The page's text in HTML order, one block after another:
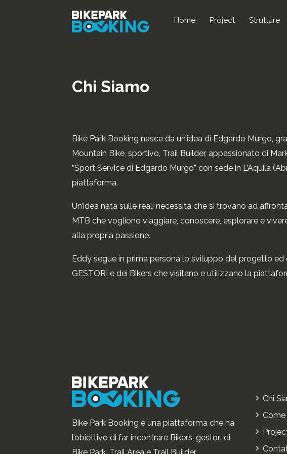
Home Project Strutture
Chi Siamo
Bike Park Booking nasce da un’idea di Edgardo Murgo,
Mountain Bike, sportivo, Trail Builder, appassionato di
“Sport Service di Edgardo Murgo” con sede in L’Aquila
piattaforma.
Un’idea nata sulle reali necessità che si trovano ad
MTB che vogliono viaggiare, conoscere, esplorare e
alla propria passione.
Eddy segue in prima persona lo sviluppo del progetto
GESTORI e dei Bikers che visitano e utilizzano la
Bike Park Booking è una piattaforma che ha
l’obiettivo di far incontrare Bikers, gestori di
Chi